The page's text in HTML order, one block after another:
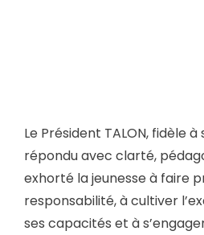
Le Président TALON, fidèle
répondu avec clarté,
exhorté la jeunesse à faire
responsabilité, à cultiver
ses capacités et à